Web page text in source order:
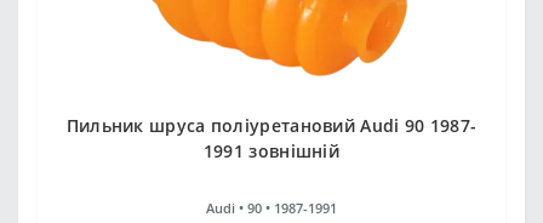
Пильник шруса поліуретановий Audi 90 1987-
1991 зовнішній
Audi • 90 • 1987-1991